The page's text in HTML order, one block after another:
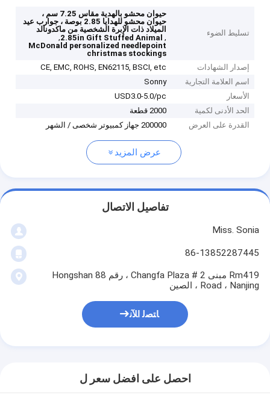
تسليط الضوء
حيوان محشو بالهدية مقاس 7.25 سم ،
حيوان محشو للهدايا 2.85 بوصة ، جوارب عيد
الميلاد ذات الإبرة الشخصية من ماكدونالد
,
2.85in Gift Stuffed Animal
,
McDonald personalized needlepoint
christmas stockings
إصدار الشهادات
CE, EMC, ROHS, EN62115, BSCI, etc
اسم العلامة التجارية
Sonny
الأسعار
USD3.0-5.0/pc
الحد الأدنى لكمية
2000 قطعة
القدرة على العرض
200000 جهاز كمبيوتر شخصى / الشهر
عرض المزيد
تفاصيل الاتصال
Miss. Sonia
86-13852287445
Rm419 مبنى 2 # Changfa Plaza ، رقم 88 Hongshan
Road ، Nanjing ، الصين
ﺎﺘﺼﻟ ﺍﻶﻧ
احصل على افضل سعر ل